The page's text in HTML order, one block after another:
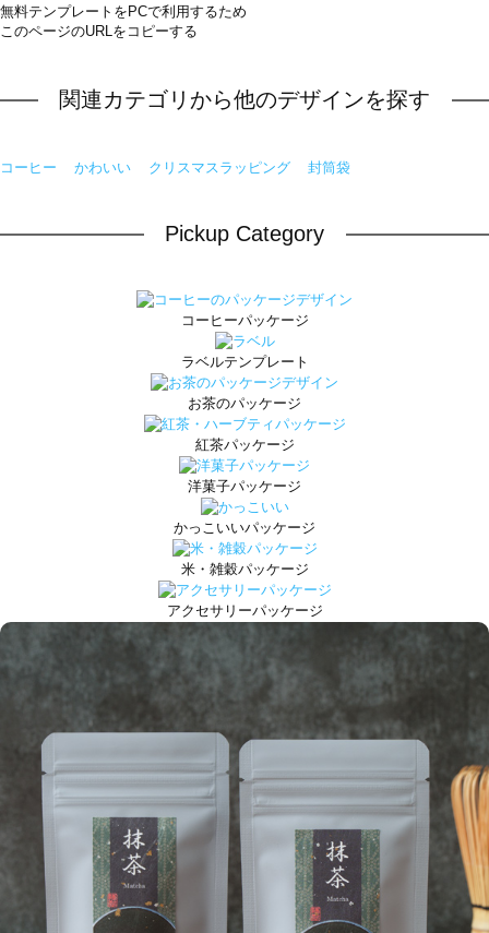
無料テンプレートをPCで利用するため
このページのURLをコピーする
関連カテゴリから他のデザインを探す
コーヒー かわいい クリスマスラッピング 封筒袋
Pickup Category
コーヒーパッケージ
ラベルテンプレート
お茶のパッケージ
紅茶パッケージ
洋菓子パッケージ
かっこいいパッケージ
米・雑穀パッケージ
アクセサリーパッケージ